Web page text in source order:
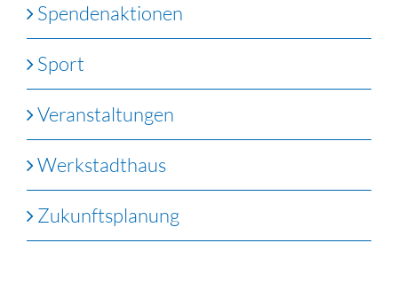
Spendenaktionen
Sport
Veranstaltungen
Werkstadthaus
Zukunftsplanung